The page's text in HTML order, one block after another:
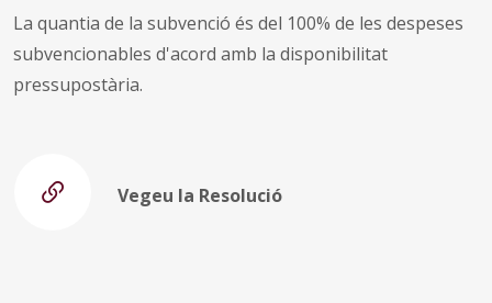
La quantia de la subvenció és del 100% de les despeses
subvencionables d'acord amb la disponibilitat
pressupostària.
Vegeu la Resolució